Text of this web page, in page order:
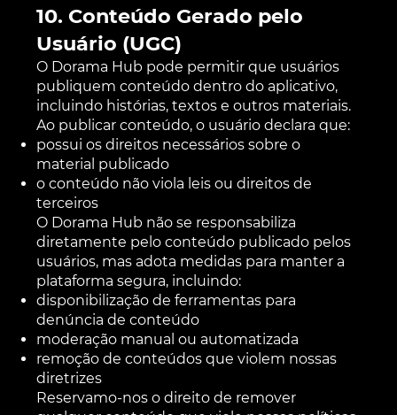
10. Conteúdo Gerado pelo
Usuário (UGC)
O Dorama Hub pode permitir que usuários
publiquem conteúdo dentro do aplicativo,
incluindo histórias, textos e outros materiais.
Ao publicar conteúdo, o usuário declara que:
possui os direitos necessários sobre o
material publicado
o conteúdo não viola leis ou direitos de
terceiros
O Dorama Hub não se responsabiliza
diretamente pelo conteúdo publicado pelos
usuários, mas adota medidas para manter a
plataforma segura, incluindo:
disponibilização de ferramentas para
denúncia de conteúdo
moderação manual ou automatizada
remoção de conteúdos que violem nossas
diretrizes
Reservamo-nos o direito de remover